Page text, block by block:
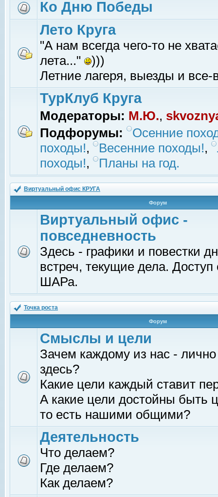
Ко Дню Победы
Лето Круга
"А нам всегда чего-то не
лета..."
)))
Летние лагеря, выезды и все-
ТурКлуб Круга
Модераторы: М.Ю.,
Подфорумы:
Осенние
походы!, Весенние походы!,
походы!, Планы на год.
Виртуальный офис КРУГА
Форум
Виртуальный офис -
повседневность
Здесь - графики и повестки
встреч, текущие дела.
ШАРа.
Точка роста
Форум
Смыслы и цели
Зачем каждому из нас -
здесь?
Какие цели каждый ставит
А какие цели достойны быть
то есть нашими общими?
Деятельность
Что делаем?
Где делаем?
Как делаем?